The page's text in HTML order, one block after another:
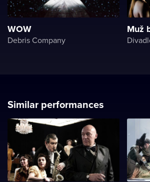
WOW
Debris Company
Muž
Similar performances